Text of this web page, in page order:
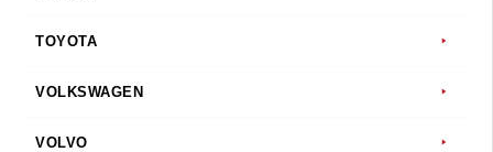
TOYOTA
VOLKSWAGEN
VOLVO